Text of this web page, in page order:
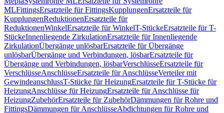
MLFittingsErsatzteile für FittingsKupplungenErsatzteile für
KupplungenReduktionenErsatzteile für
ReduktionenWinkelErsatzteile für WinkelT-StückeErsatzteile für T-
StückeInnenliegende ZirkulationErsatzteile für Innenliegende
ZirkulationÜbergänge unlösbarErsatzteile für Übergänge
unlösbarÜbergänge und Verbindungen, lösbarErsatzteile für
Übergänge und Verbindungen, lösbarVerschlüsseErsatzteile für
VerschlüsseAnschlüsseErsatzteile für AnschlüsseVerteiler mit
GewindeanschlussT-Stücke für HeizungErsatzteile für T-Stücke für
HeizungAnschlüsse für HeizungErsatzteile für Anschlüsse für
HeizungZubehörErsatzteile für ZubehörDämmungen für Rohre und
FittingsDämmungen für AnschlüsseAbdichtungen für Rohre und